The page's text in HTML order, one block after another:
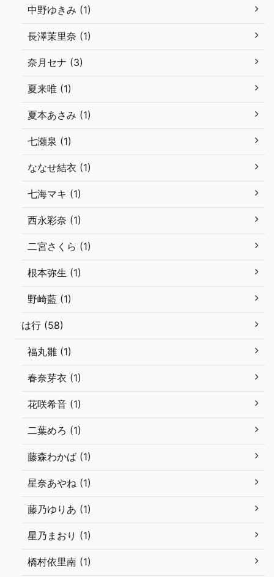
中野ゆきみ (1)
長澤茉里奈 (1)
奈月セナ (3)
夏来唯 (1)
夏本あさみ (1)
七瀬泉 (1)
ななせ結衣 (1)
七海マキ (1)
西永彩奈 (1)
二宮さくら (1)
根本弥生 (1)
野崎藍 (1)
は行 (58)
福丸雛 (1)
春奈芽衣 (1)
花咲希音 (1)
二葉めろ (1)
藤森わかば (1)
星奈あやね (1)
藤乃ゆりあ (1)
星乃まおり (1)
橋村依里南 (1)